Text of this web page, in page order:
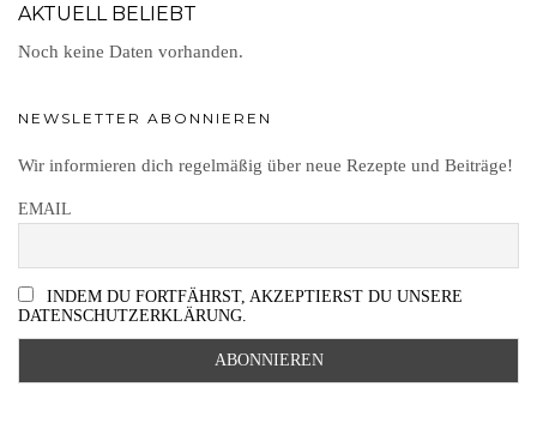
AKTUELL BELIEBT
Noch keine Daten vorhanden.
NEWSLETTER ABONNIEREN
Wir informieren dich regelmäßig über neue Rezepte und Beiträge!
EMAIL
INDEM DU FORTFÄHRST, AKZEPTIERST DU UNSERE
DATENSCHUTZERKLÄRUNG.